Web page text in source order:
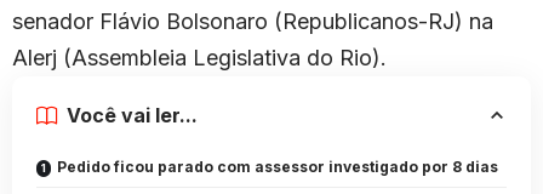
senador Flávio Bolsonaro (Republicanos-RJ) na
Alerj (Assembleia Legislativa do Rio).
Você vai ler...
Pedido ficou parado com assessor investigado por 8 dias